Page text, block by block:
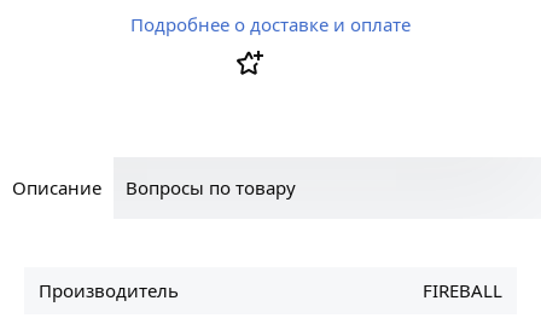
Подробнее о доставке и оплате
Описание Вопросы по товару
Производитель FIREBALL